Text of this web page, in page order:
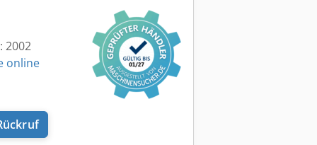
2002
online